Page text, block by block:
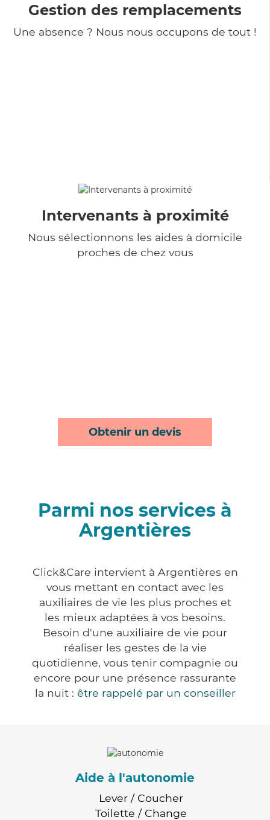
Gestion des remplacements
Une absence ? Nous nous occupons de tout !
Intervenants à proximité
Nous sélectionnons les aides à domicile
proches de chez vous
Obtenir un devis
Parmi nos services à
Argentières
Click&Care intervient à Argentières en
vous mettant en contact avec les
auxiliaires de vie les plus proches et
les mieux adaptées à vos besoins.
Besoin d'une auxiliaire de vie pour
réaliser les gestes de la vie
quotidienne, vous tenir compagnie ou
encore pour une présence rassurante
la nuit : être rappelé par un conseiller
Aide à l'autonomie
Lever / Coucher
Toilette / Change